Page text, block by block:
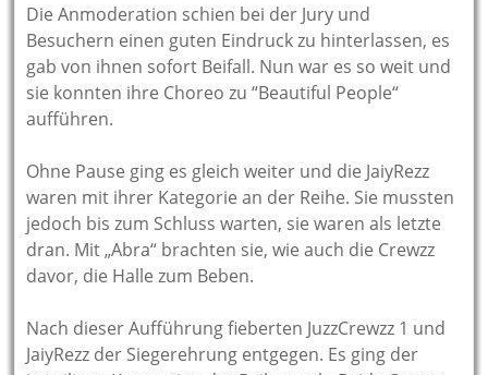
Die Anmoderation schien bei der Jury und
Besuchern einen guten Eindruck zu hinterlassen, es
gab von ihnen sofort Beifall. Nun war es so weit und
sie konnten ihre Choreo zu “Beautiful People“
aufführen.
Ohne Pause ging es gleich weiter und die JaiyRezz
waren mit ihrer Kategorie an der Reihe. Sie mussten
jedoch bis zum Schluss warten, sie waren als letzte
dran. Mit „Abra“ brachten sie, wie auch die Crewzz
davor, die Halle zum Beben.
Nach dieser Aufführung fieberten JuzzCrewzz 1 und
JaiyRezz der Siegerehrung entgegen. Es ging der